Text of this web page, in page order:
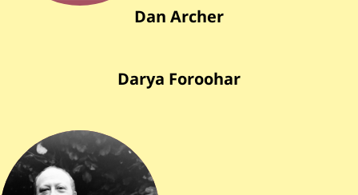
Dan Archer
Darya Foroohar